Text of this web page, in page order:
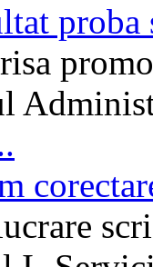
proba